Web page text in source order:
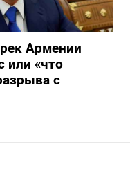
Армении
или «что
с